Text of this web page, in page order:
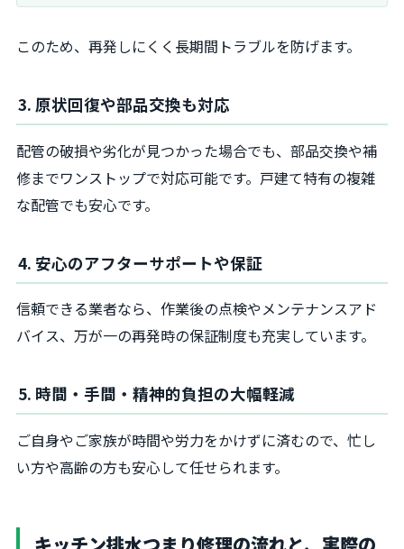
このため、再発しにくく長期間トラブルを防げます。
3. 原状回復や部品交換も対応
配管の破損や劣化が見つかった場合でも、部品交換や補
修までワンストップで対応可能です。戸建て特有の複雑
な配管でも安心です。
4. 安心のアフターサポートや保証
信頼できる業者なら、作業後の点検やメンテナンスアド
バイス、万が一の再発時の保証制度も充実しています。
5. 時間・手間・精神的負担の大幅軽減
ご自身やご家族が時間や労力をかけずに済むので、忙し
い方や高齢の方も安心して任せられます。
キッチン排水つまり修理の流れと、実際の